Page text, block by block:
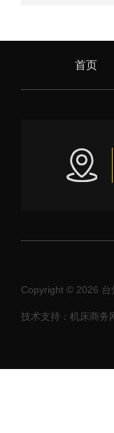
首页
Copyright © 2026
技术支持：机床商务